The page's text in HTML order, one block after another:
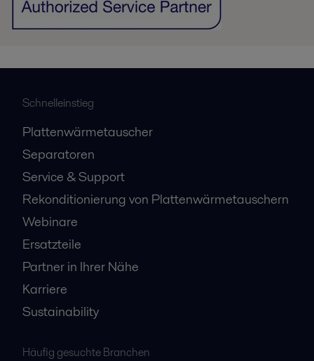
Schnelleinstieg
Plattenwärmetauscher
Separatoren
Service & Support
Rekonditionierung von Plattenwärmetauschern
Webinare
Ersatzteile
Partner in Ihrer Nähe
Karriere
Sustainability
Häufig gesuchte Branchen